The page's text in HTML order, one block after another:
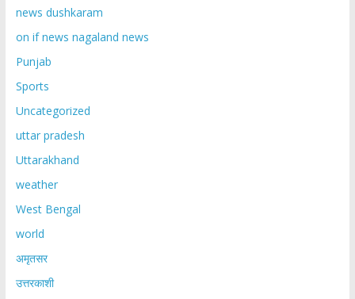
news dushkaram
on if news nagaland news
Punjab
Sports
Uncategorized
uttar pradesh
Uttarakhand
weather
West Bengal
world
अमृतसर
उत्तरकाशी